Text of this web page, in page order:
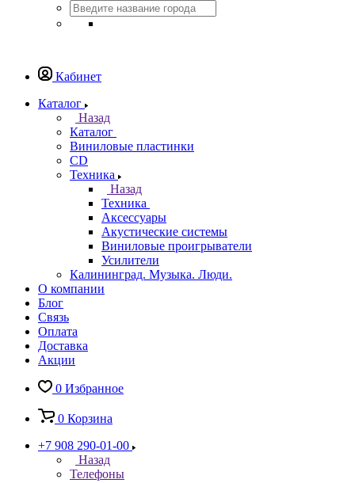
Кабинет
Каталог
Назад
Каталог
Виниловые пластинки
CD
Техника
Назад
Техника
Аксессуары
Акустические системы
Виниловые проигрыватели
Усилители
Калининград. Музыка. Люди.
О компании
Блог
Связь
Оплата
Доставка
Акции
0 Избранное
0 Корзина
+7 908 290-01-00
Назад
Телефоны